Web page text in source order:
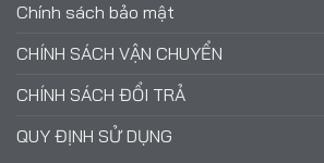
Chính sách bảo mật
CHÍNH SÁCH VẬN CHUYỂN
CHÍNH SÁCH ĐỔI TRẢ
QUY ĐỊNH SỬ DỤNG